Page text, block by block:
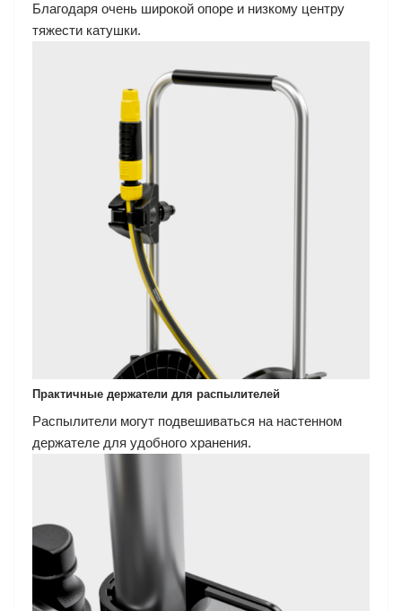
Благодаря очень широкой опоре и низкому центру
тяжести катушки.
Практичные держатели для распылителей
Распылители могут подвешиваться на настенном
держателе для удобного хранения.